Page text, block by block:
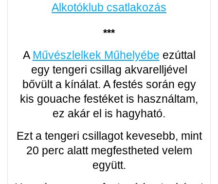
Alkotóklub csatlakozás
***
A Művészlelkek Műhelyébe ezúttal
egy tengeri csillag akvarelljével
bővült a kínálat. A festés során egy
kis gouache festéket is használtam,
ez akár el is hagyható.
Ezt a tengeri csillagot kevesebb, mint
20 perc alatt megfestheted velem
együtt.